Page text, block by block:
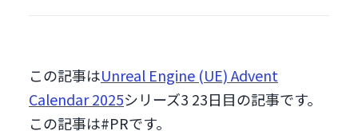
この記事はUnreal Engine (UE) Advent
Calendar 2025シリーズ3 23日目の記事です。
この記事は#PRです。